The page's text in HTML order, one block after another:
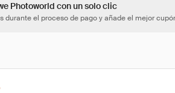
Photoworld con un solo clic
durante el proceso de pago y añade el mejor